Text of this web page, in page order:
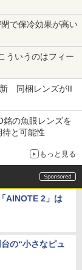
で保冷効果が高い
ういうのはフィー
新 同梱レンズがII
銘の魚眼レンズを
待と可能性
もっと見る
AINOTE 2」は
の“小さなピュ